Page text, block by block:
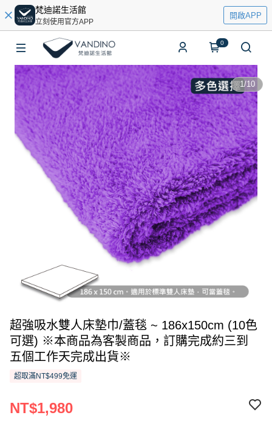
梵迪諾生活館
立刻使用官方APP
開啟APP
0
1/10
超強吸水雙人床墊巾/蓋毯 ~ 186x150cm (10色
可選) ※本商品為客製商品，訂購完成約三到
五個工作天完成出貨※
超取滿NT$499免運
NT$1,980